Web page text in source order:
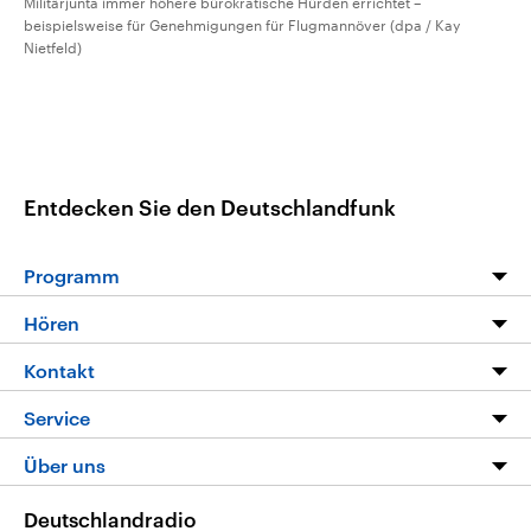
beispielsweise für Genehmigungen für Flugmannöver (dpa / Kay
Nietfeld)
Entdecken Sie den Deutschlandfunk
Programm
Programm
Die Nachrichten
Nachrichtenleicht
Neue Beiträge auf dlf.de
Hören
Livestream
Podcasts
Deutschlandfunk App
Nachrichten App
Kontakt
Hörerservice
Service
FAQ
Über uns
Deutschlandradio